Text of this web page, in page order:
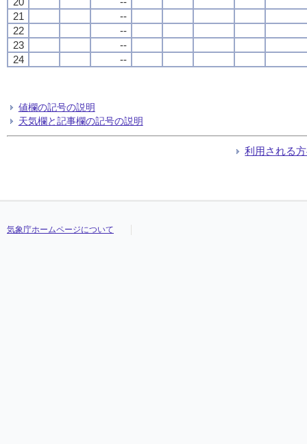
21
--
22
--
23
--
24
--
値欄の記号の説明
天気欄と記事欄の記号の説明
利用される
気象庁ホームページについて